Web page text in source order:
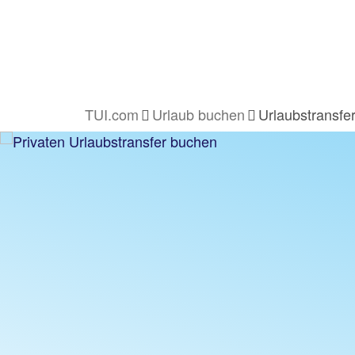
TUI.com Urlaub buchen Urlaubstransfer